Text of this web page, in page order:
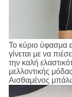
Το κύριο ύφασμα
γίνεται με να
την καλή
μελλοντικής
Αισθαμένος